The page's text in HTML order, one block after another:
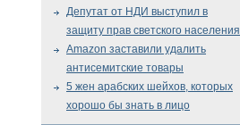
Депутат от НДИ выступил в
защиту прав светского населения
Amazon заставили удалить
антисемитские товары
5 жен арабских шейхов, которых
хорошо бы знать в лицо